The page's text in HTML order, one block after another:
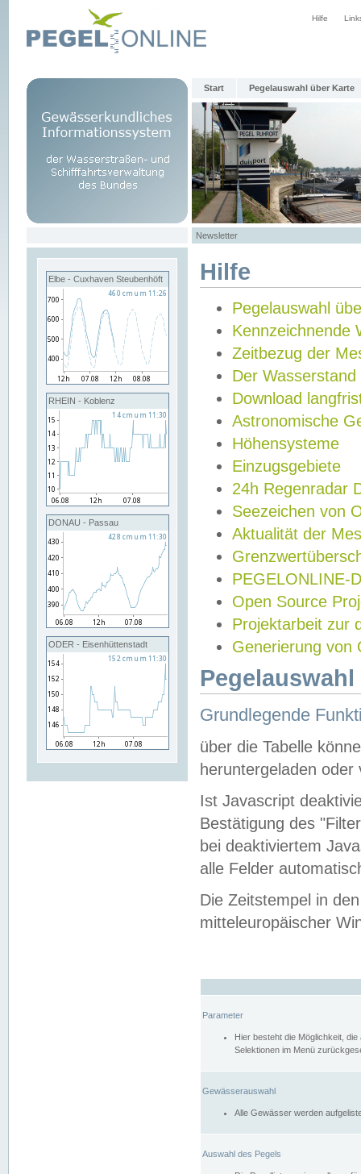
Hilfe
Start Pegelauswahl über Karte
Newsletter
Elbe - Cuxhaven Steubenhöft
RHEIN - Koblenz
DONAU - Passau
ODER - Eisenhüttenstadt
Hilfe
Pegelauswahl
Kennzeichnende
Zeitbezug der
Der Wasserstand
Download
Astronomische
Höhensysteme
Einzugsgebiete
24h Regenradar
Seezeichen von
Aktualität der
PEGELONLINE-
Open Source
Projektarbeit zur
Generierung von
Grundlegende
über die Tabelle
heruntergeladen oder
Ist Javascript
Bestätigung des
bei deaktiviertem
alle Felder
Die Zeitstempel in
mitteleuropäischer
Parameter
Hier besteht die Möglichkeit,
Selektionen im Menü
Gewässerauswahl
Alle Gewässer werden
Auswahl des Pegels